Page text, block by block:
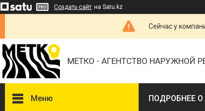
Создать сайт на Satu.kz
Сейчас у
МЕТКО - АГЕНТСТВО НАРУЖНОЙ
Меню ПОДРОБНЕЕ О